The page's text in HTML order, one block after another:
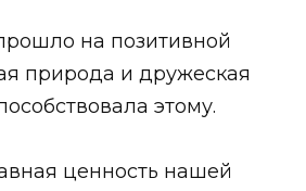
на позитивной
природа и дружеская
этому.
ценность нашей